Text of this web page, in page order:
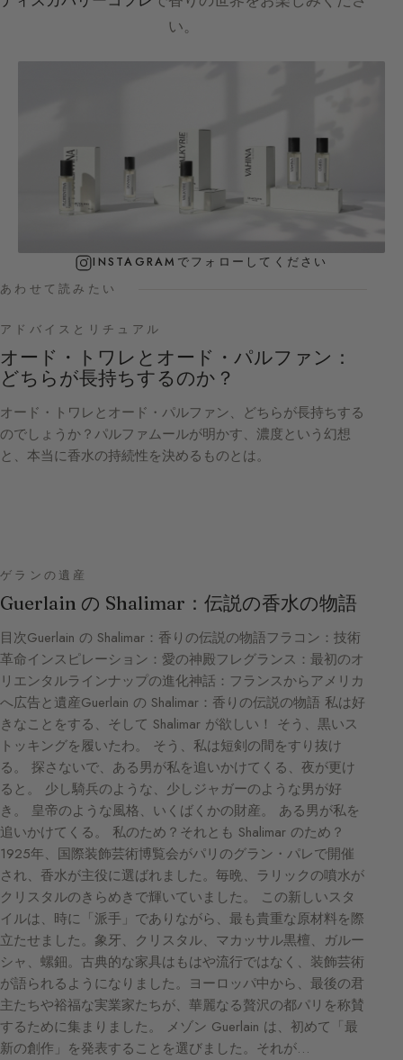
い。
INSTAGRAMでフォローしてください
あわせて読みたい
アドバイスとリチュアル
オード・トワレとオード・パルファン：
どちらが長持ちするのか？
オード・トワレとオード・パルファン、どちらが長持ちする
のでしょうか？パルファムールが明かす、濃度という幻想
と、本当に香水の持続性を決めるものとは。
ゲランの遺産
Guerlain の Shalimar：伝説の香水の物語
目次Guerlain の Shalimar：香りの伝説の物語フラコン：技術
革命インスピレーション：愛の神殿フレグランス：最初のオ
リエンタルラインナップの進化神話：フランスからアメリカ
へ広告と遺産Guerlain の Shalimar：香りの伝説の物語 私は好
きなことをする、そして Shalimar が欲しい！ そう、黒いス
トッキングを履いたわ。 そう、私は短剣の間をすり抜け
る。 探さないで、ある男が私を追いかけてくる、夜が更け
ると。 少し騎兵のような、少しジャガーのような男が好
き。 皇帝のような風格、いくばくかの財産。 ある男が私を
追いかけてくる。 私のため？それとも Shalimar のため？
1925年、国際装飾芸術博覧会がパリのグラン・パレで開催
され、香水が主役に選ばれました。毎晩、ラリックの噴水が
クリスタルのきらめきで輝いていました。 この新しいスタ
イルは、時に「派手」でありながら、最も貴重な原材料を際
立たせました。象牙、クリスタル、マカッサル黒檀、ガルー
シャ、螺鈿。古典的な家具はもはや流行ではなく、装飾芸術
が語られるようになりました。ヨーロッパ中から、最後の君
主たちや裕福な実業家たちが、華麗なる贅沢の都パリを称賛
するために集まりました。 メゾン Guerlain は、初めて「最
新の創作」を発表することを選びました。それが…